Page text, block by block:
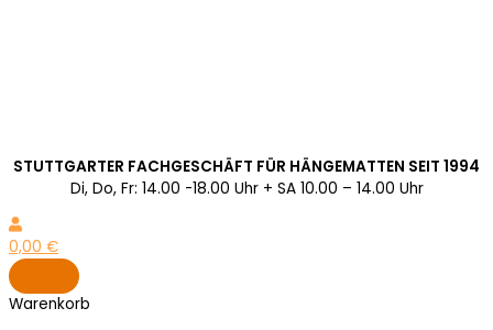
STUTTGARTER FACHGESCHÄFT FÜR HÄNGEMATTEN SEIT 1994
Di, Do, Fr: 14.00 -18.00 Uhr + SA 10.00 – 14.00 Uhr
0,00 €
Warenkorb